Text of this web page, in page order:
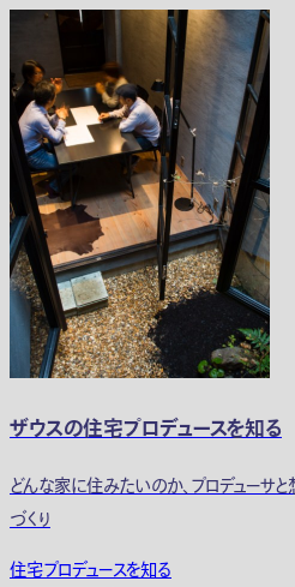
ザウスの住宅プロデュースを知る
どんな家に住みたいのか、プロデューサ
づくり
住宅プロデュースを知る